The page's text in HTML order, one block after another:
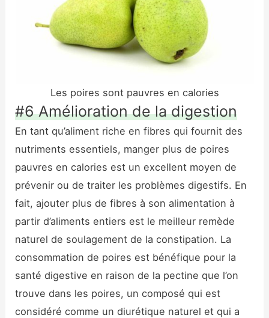
Les poires sont pauvres en calories
#6 Amélioration de la digestion
En tant qu’aliment riche en fibres qui fournit des
nutriments essentiels, manger plus de poires
pauvres en calories est un excellent moyen de
prévenir ou de traiter les problèmes digestifs. En
fait, ajouter plus de fibres à son alimentation à
partir d’aliments entiers est le meilleur remède
naturel de soulagement de la constipation. La
consommation de poires est bénéfique pour la
santé digestive en raison de la pectine que l’on
trouve dans les poires, un composé qui est
considéré comme un diurétique naturel et qui a